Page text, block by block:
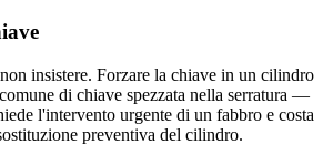
insistere. Forzare la chiave in un cilindro
di chiave spezzata nella serratura —
l'intervento urgente di un fabbro e costa
preventiva del cilindro.